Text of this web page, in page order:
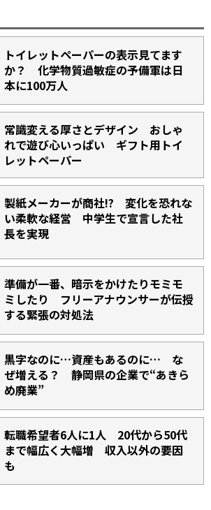
トイレットペーパーの表示見てます
か？ 化学物質過敏症の予備軍は日
本に100万人
常識変える厚さとデザイン おしゃ
れで遊び心いっぱい ギフト用トイ
レットペーパー
製紙メーカーが商社!? 変化を恐れな
い柔軟な経営 中学生で宣言した社
長を実現
準備が一番、暗示をかけたりモミモ
ミしたり フリーアナウンサーが伝授
する緊張の対処法
黒字なのに…資産もあるのに… な
ぜ増える？ 静岡県の企業で“あきら
め廃業”
転職希望者6人に1人 20代から50代
まで幅広く大幅増 収入以外の要因
も